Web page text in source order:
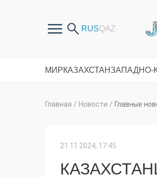
МИРКАЗАХСТАНЗАПАДНО-
Главная / Новости / Главные
21.11.2024, 17:45